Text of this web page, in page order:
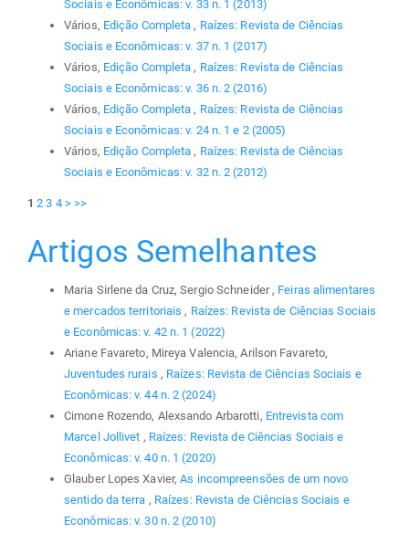
Sociais e Econômicas: v. 33 n. 1 (2013)
Vários, Edição Completa , Raízes: Revista de Ciências
Sociais e Econômicas: v. 37 n. 1 (2017)
Vários, Edição Completa , Raízes: Revista de Ciências
Sociais e Econômicas: v. 36 n. 2 (2016)
Vários, Edição Completa , Raízes: Revista de Ciências
Sociais e Econômicas: v. 24 n. 1 e 2 (2005)
Vários, Edição Completa , Raízes: Revista de Ciências
Sociais e Econômicas: v. 32 n. 2 (2012)
1 2 3 4 > >>
Artigos Semelhantes
Maria Sirlene da Cruz, Sergio Schneider , Feiras alimentares
e mercados territoriais , Raízes: Revista de Ciências Sociais
e Econômicas: v. 42 n. 1 (2022)
Ariane Favareto, Mireya Valencia, Arilson Favareto,
Juventudes rurais , Raízes: Revista de Ciências Sociais e
Econômicas: v. 44 n. 2 (2024)
Cimone Rozendo, Alexsando Arbarotti, Entrevista com
Marcel Jollivet , Raízes: Revista de Ciências Sociais e
Econômicas: v. 40 n. 1 (2020)
Glauber Lopes Xavier,As incompreensões de um novo
sentido da terra , Raízes: Revista de Ciências Sociais e
Econômicas: v. 30 n. 2 (2010)